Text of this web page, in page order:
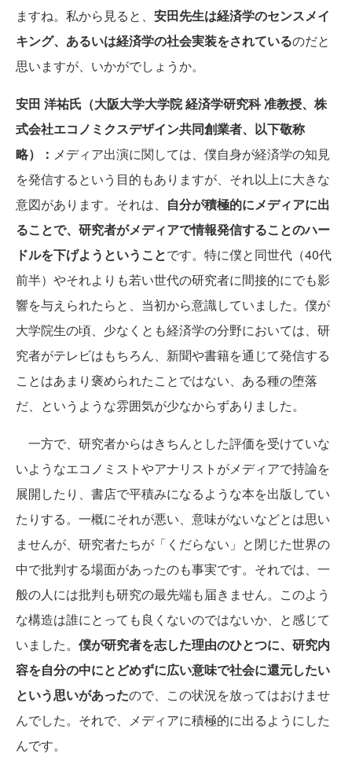
ますね。私から見ると、 安田先生は経済学のセンスメイ
キング、あるいは経済学の社会実装をされているのだと
思いますが、いかがでしょうか。
安田 洋祐氏（大阪大学大学院 経済学研究科 准教授、株
式会社エコノミクスデザイン共同創業者、以下敬称
略）： メディア出演に関しては、僕自身が経済学の知見
を発信するという目的もありますが、それ以上に大きな
意図があります。それは、 自分が積極的にメディアに出
ることで、研究者がメディアで情報発信することのハー
ドルを下げようということです。特に僕と同世代（40代
前半）やそれよりも若い世代の研究者に間接的にでも影
響を与えられたらと、当初から意識していました。僕が
大学院生の頃、少なくとも経済学の分野においては、研
究者がテレビはもちろん、新聞や書籍を通じて発信する
ことはあまり褒められたことではない、ある種の堕落
だ、というような雰囲気が少なからずありました。
一方で、研究者からはきちんとした評価を受けていな
いようなエコノミストやアナリストがメディアで持論を
展開したり、書店で平積みになるような本を出版してい
たりする。一概にそれが悪い、意味がないなどとは思い
ませんが、研究者たちが「くだらない」と閉じた世界の
中で批判する場面があったのも事実です。それでは、一
般の人には批判も研究の最先端も届きません。このよう
な構造は誰にとっても良くないのではないか、と感じて
いました。 僕が研究者を志した理由のひとつに、研究内
容を自分の中にとどめずに広い意味で社会に還元したい
という思いがあったので、この状況を放ってはおけませ
んでした。それで、メディアに積極的に出るようにした
んです。